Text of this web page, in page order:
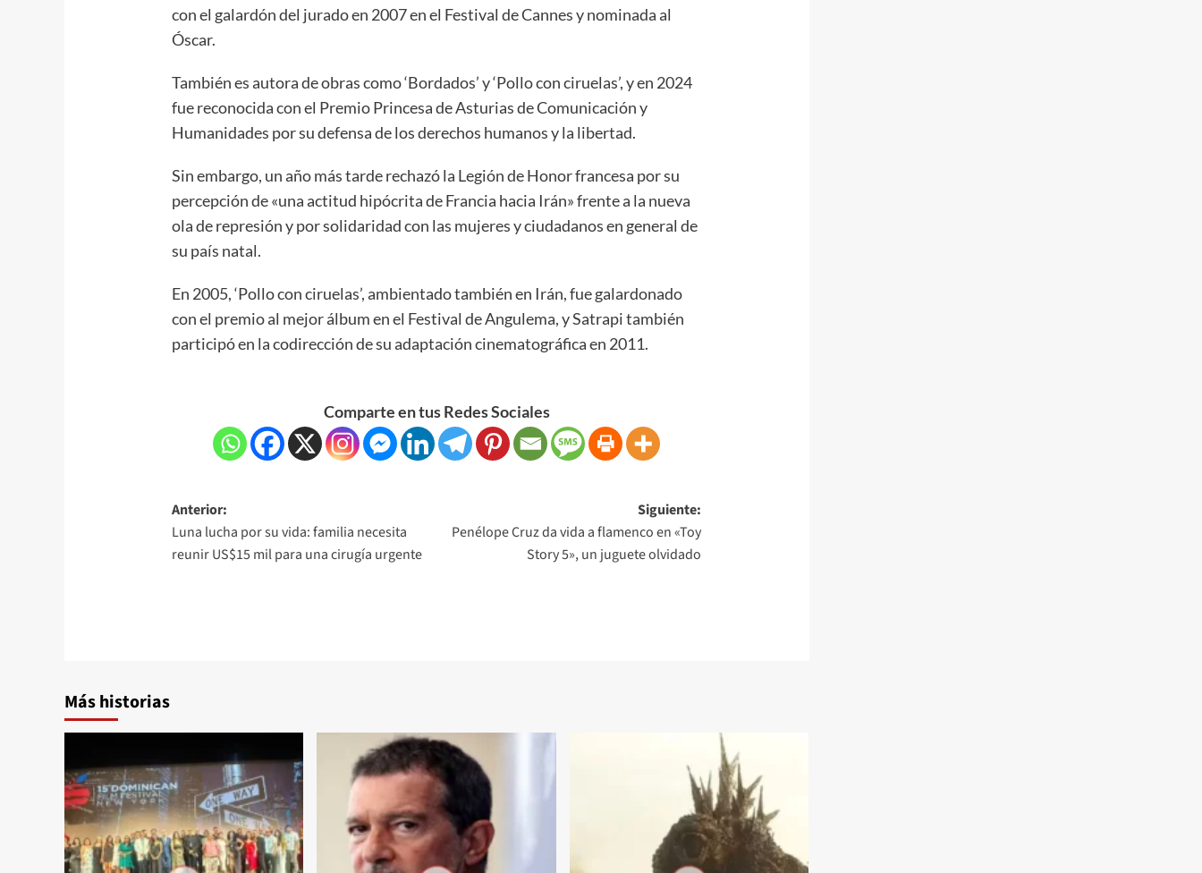
con el galardón del jurado en 2007 en el Festival de Cannes y nominada al
Óscar.
También es autora de obras como ‘Bordados’ y ‘Pollo con ciruelas’, y en 2024
fue reconocida con el Premio Princesa de Asturias de Comunicación y
Humanidades por su defensa de los derechos humanos y la libertad.
Sin embargo, un año más tarde rechazó la Legión de Honor francesa por su
percepción de «una actitud hipócrita de Francia hacia Irán» frente a la nueva
ola de represión y por solidaridad con las mujeres y ciudadanos en general de
su país natal.
En 2005, ‘Pollo con ciruelas’, ambientado también en Irán, fue galardonado
con el premio al mejor álbum en el Festival de Angulema, y Satrapi también
participó en la codirección de su adaptación cinematográfica en 2011.
Comparte en tus Redes Sociales
Anterior:
Luna lucha por su vida: familia necesita
reunir US$15 mil para una cirugía urgente
Siguiente:
Penélope Cruz da vida a flamenco en «Toy
Story 5», un juguete olvidado
Más historias